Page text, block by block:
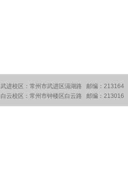
武进校区：常州市武进区滆湖路 邮编：213164
白云校区：常州市钟楼区白云路 邮编：213016